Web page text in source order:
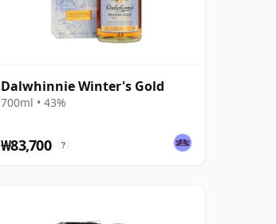
Dalwhinnie Winter's Gold
700ml • 43%
₩83,700 ?